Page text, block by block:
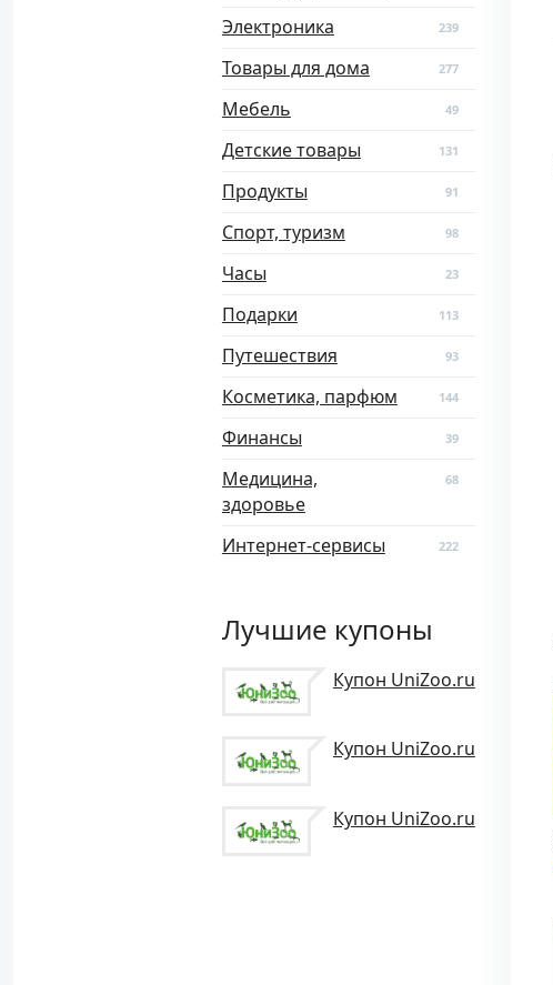
Электроника 239
Товары для дома 277
Мебель 49
Детские товары 131
Продукты 91
Спорт, туризм 98
Часы 23
Подарки 113
Путешествия 93
Косметика, парфюм 144
Финансы 39
Медицина,
здоровье
68
Интернет-сервисы 222
Лучшие купоны
Купон UniZoo.ru
Купон UniZoo.ru
Купон UniZoo.ru